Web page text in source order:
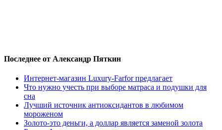
Последнее от Александр Пяткин
Интернет-магазин Luxury-Farfor предлагает
Что нужно учесть при выборе матраса и подушки для
сна
Лучший источник антиоксидантов в любимом
мороженом
Золото-это деньги, а доллар является заменой золота